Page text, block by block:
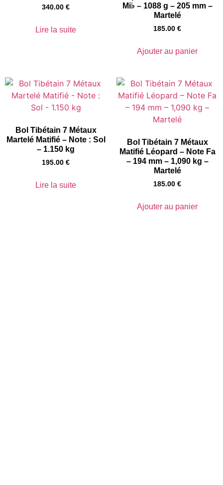
340.00 €
Lire la suite
Mi♭ – 1088 g – 205 mm –
Martelé
185.00 €
Ajouter au panier
Bol Tibétain 7 Métaux
Martelé Matifié – Note : Sol
– 1.150 kg
195.00 €
Lire la suite
Bol Tibétain 7 Métaux
Matifié Léopard – Note Fa
– 194 mm – 1,090 kg –
Martelé
185.00 €
Ajouter au panier